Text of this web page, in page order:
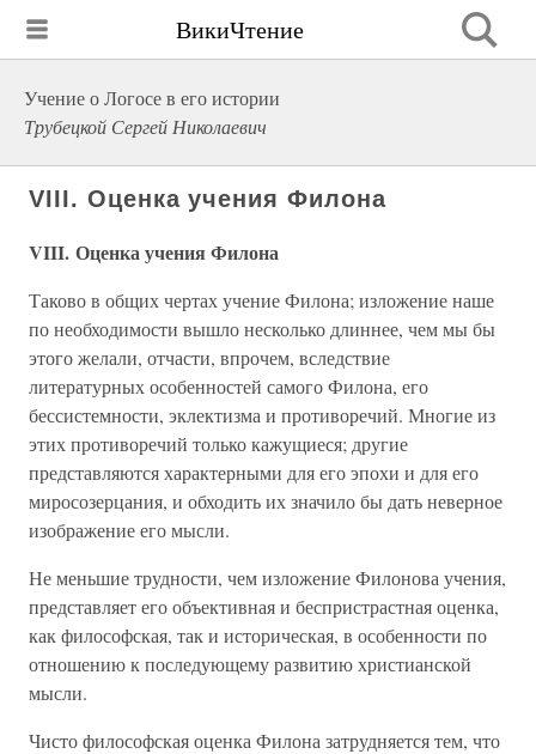
ВикиЧтение
Учение о Логосе в его истории
Трубецкой Сергей Николаевич
VIII. Оценка учения Филона
VIII. Оценка учения Филона
Таково в общих чертах учение Филона; изложение наше
по необходимости вышло несколько длиннее, чем мы бы
этого желали, отчасти, впрочем, вследствие
литературных особенностей самого Филона, его
бессистемности, эклектизма и противоречий. Многие из
этих противоречий только кажущиеся; другие
представляются характерными для его эпохи и для его
миросозерцания, и обходить их значило бы дать неверное
изображение его мысли.
Не меньшие трудности, чем изложение Филонова учения,
представляет его объективная и беспристрастная оценка,
как философская, так и историческая, в особенности по
отношению к последующему развитию христианской
мысли.
Чисто философская оценка Филона затрудняется тем, что